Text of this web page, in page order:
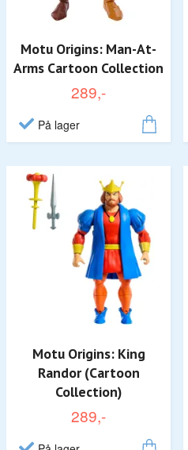
Motu Origins: Man-At-
Arms Cartoon Collection
289,-
På lager
Motu Origins: King
Randor (Cartoon
Collection)
289,-